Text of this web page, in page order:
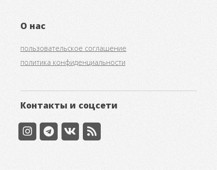
О нас
пользовательское соглашение
политика конфиденциальности
Контакты и соцсети